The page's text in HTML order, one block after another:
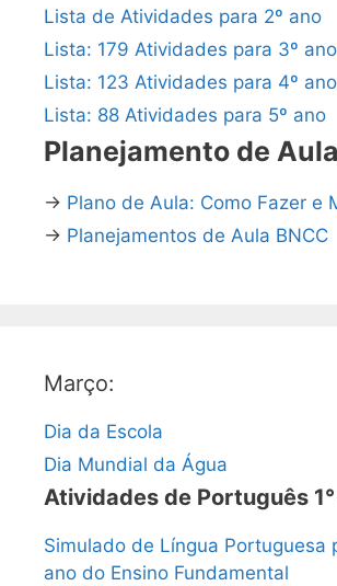
Lista de Atividades para 2º ano
Lista: 179 Atividades para 3º ano
Lista: 123 Atividades para 4º ano
Lista: 88 Atividades para 5º ano
Planejamento de
→ Plano de Aula: Como Fazer e
→ Planejamentos de Aula BNCC
Março:
Dia da Escola
Dia Mundial da Água
Atividades de Português
Simulado de Língua Portuguesa
ano do Ensino Fundamental